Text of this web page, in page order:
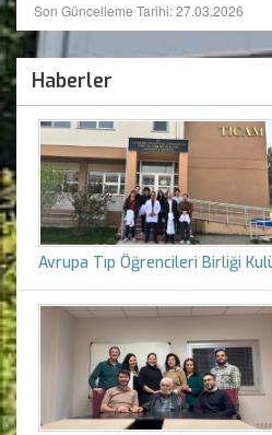
Son Güncelleme Tarihi: 27.03.2026
Haberler
Avrupa Tıp Öğrencileri Birliği